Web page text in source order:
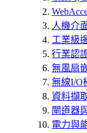
人機介
工業級
行業認
無風扇
無線I/O
資料擷
閘道器
電力與